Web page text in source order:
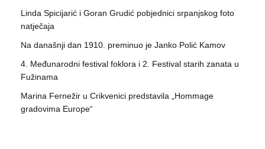
Linda Spicijarić i Goran Grudić pobjednici srpanjskog foto
natječaja
Na današnji dan 1910. preminuo je Janko Polić Kamov
4. Međunarodni festival foklora i 2. Festival starih zanata u
Fužinama
Marina Fernežir u Crikvenici predstavila „Hommage
gradovima Europe“